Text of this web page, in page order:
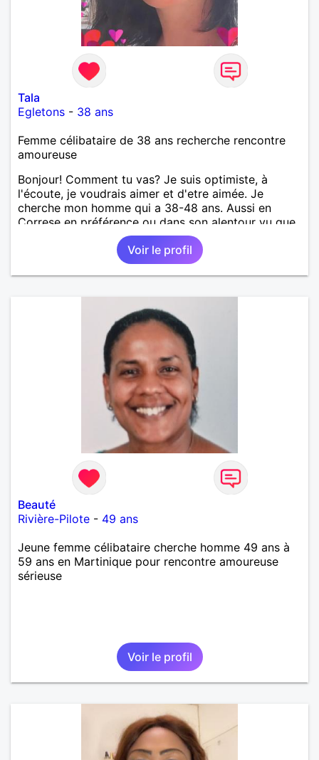
Tala
Egletons - 38 ans
Femme célibataire de 38 ans recherche rencontre
amoureuse
Bonjour! Comment tu vas? Je suis optimiste, à
l'écoute, je voudrais aimer et d'etre aimée. Je
cherche mon homme qui a 38-48 ans. Aussi en
Correse en préférence ou dans son alentour vu que
je travaille en CDI et je ne peux pas souvent
voyager loin. Merci. Bon chance à tout le monde.
Voir le profil
Beauté
Rivière-Pilote - 49 ans
Jeune femme célibataire cherche homme 49 ans à
59 ans en Martinique pour rencontre amoureuse
sérieuse
Voir le profil